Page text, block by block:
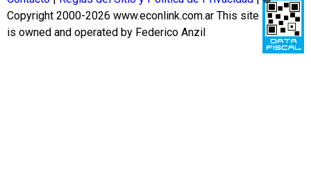
Copyright 2000-2026 www.econlink.com.ar This site
is owned and operated by Federico Anzil